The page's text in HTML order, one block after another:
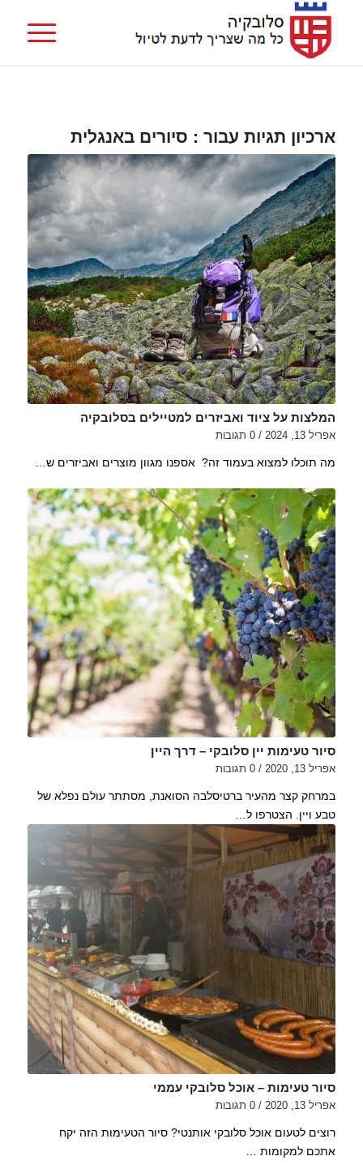
ארכיון תגיות עבור : סיורים באנגלית
המלצות על ציוד ואביזרים למטיילים בסלובקיה
אפריל 13, 2024 / 0 תגובות
מה תוכלו למצוא בעמוד זה? אספנו מגוון מוצרים ואביזרים ש…
סיור טעימות יין סלובקי – דרך היין
אפריל 13, 2020 / 0 תגובות
במרחק קצר מהעיר ברטיסלבה הסואנת, מסתתר עולם נפלא של
טבע ויין. הצטרפו ל…
סיור טעימות – אוכל סלובקי עממי
אפריל 13, 2020 / 0 תגובות
רוצים לטעום אוכל סלובקי אותנטי? סיור הטעימות הזה יקח
אתכם למקומות …